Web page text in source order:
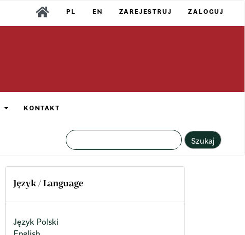
PL EN ZAREJESTRUJ ZALOGUJ
KONTAKT
Szukaj
Język / Language
Język Polski